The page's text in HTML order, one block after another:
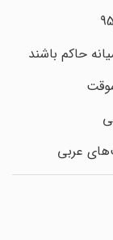
حاکم باشند
عربی